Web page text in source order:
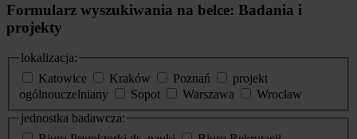
Formularz wyszukiwania na belce: Badania i
projekty
lokalizacja:
Katowice
Kraków Poznań
projekt
ogólnouczelniany
Sopot Warszawa
Wrocław
jednostka badawcza: